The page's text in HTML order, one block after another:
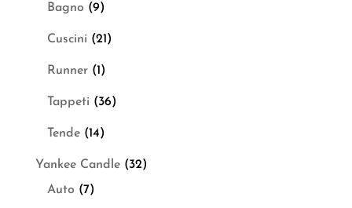
Bagno (9)
Cuscini (21)
Runner (1)
Tappeti (36)
Tende (14)
Yankee Candle (32)
Auto (7)